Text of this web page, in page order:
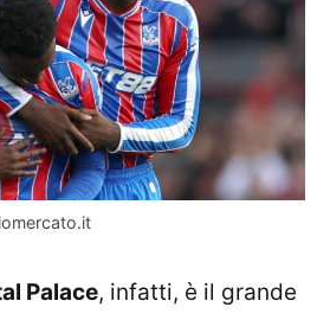
Palace, infatti, è il grande